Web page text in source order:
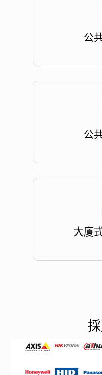
公
公
大廈